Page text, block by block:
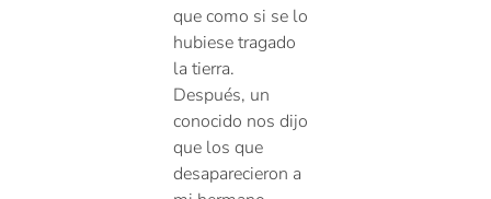
que como si se lo
hubiese tragado
la tierra.
Después, un
conocido nos dijo
que los que
desaparecieron a